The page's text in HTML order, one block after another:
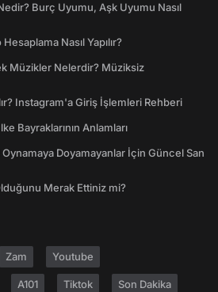
Burç Uyumu, Aşk Uyumu Nasıl
Nasıl Yapılır?
Müzikler Nelerdir? Müziksiz
Instagram'a Giriş İşlemleri Rehberi
Bayraklarının Anlamları
Doyamayanlar İçin Güncel San
Merak Ettiniz mi?
Zam Youtube
A101 Tiktok Son Dakika